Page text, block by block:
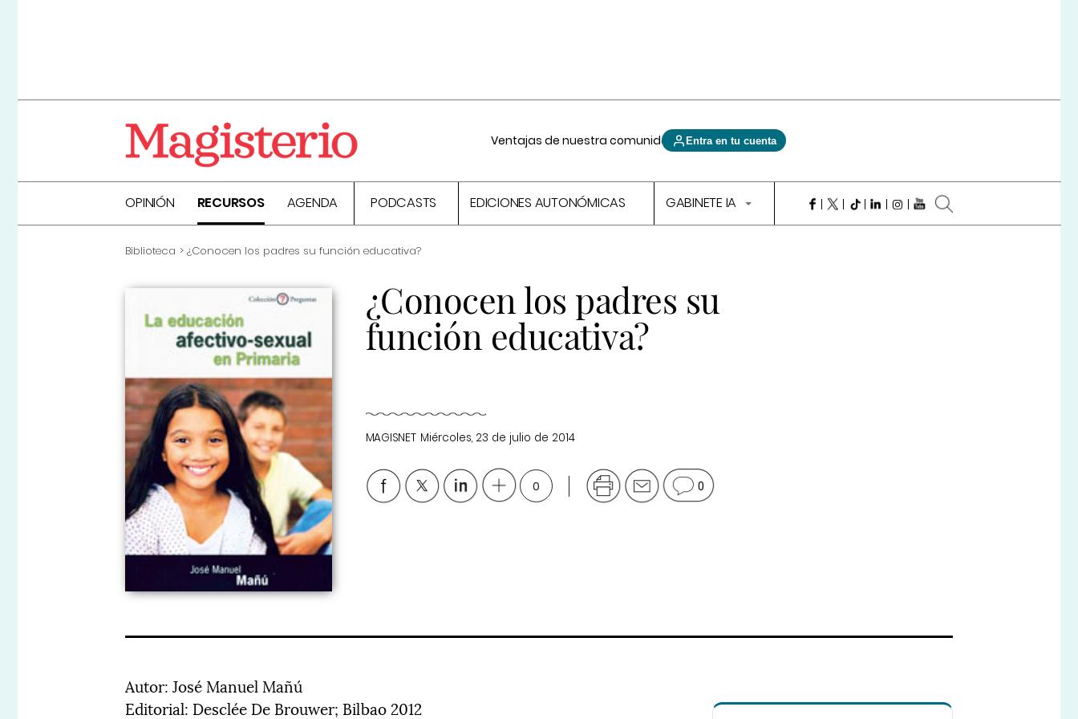
Ventajas de nuestra comunidad Entra en tu cuenta
OPINIÓN RECURSOS AGENDA PODCASTS EDICIONES AUTONÓMICAS GABINETE IA
Biblioteca ¿Conocen los padres su función educativa?
¿Conocen los padres su
función educativa?
MAGISNET Miércoles, 23 de julio de 2014
0 0
Autor: José Manuel Mañú
Editorial: Desclée De Brouwer; Bilbao 2012